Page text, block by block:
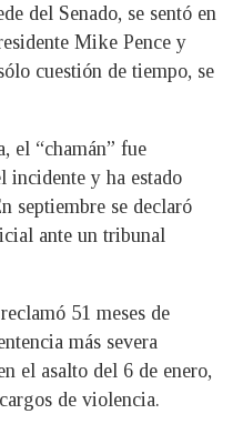
del Senado, se sentó en
Mike Pence y
cuestión de tiempo, se
el “chamán” fue
incidente y ha estado
septiembre se declaró
ante un tribunal
51 meses de
más severa
el asalto del 6 de enero,
de violencia.